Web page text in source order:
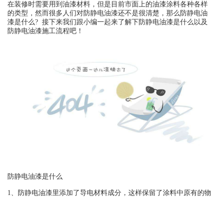
在装修时需要用到油漆材料，但是目前市面上的油漆涂料各种各样
的类型，然而很多人们对防静电油漆还不是很清楚，那么防静电油
漆是什么? 接下来我们跟小编一起来了解下防静电油漆是什么以及
防静电油漆施工流程吧！
防静电油漆是什么
1、防静电油漆里添加了导电材料成分，这样保留了涂料中原有的物